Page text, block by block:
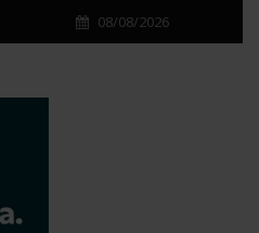
08/08/2026